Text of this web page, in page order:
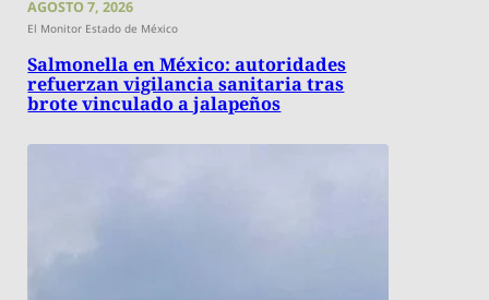
AGOSTO 7, 2026
El Monitor Estado de México
Salmonella en México: autoridades
refuerzan vigilancia sanitaria tras
brote vinculado a jalapeños